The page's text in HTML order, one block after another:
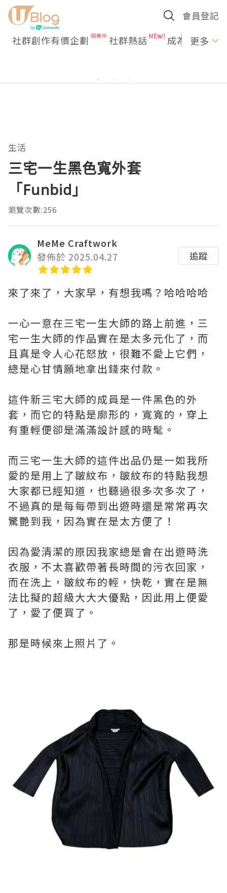
會員登記
社群創作有價企劃 社群熱話 成為U更多
生活
三宅一生黑色寬外套
「Funbid」
瀏覽次數:256
MeMe Craftwork
發佈於 2025.04.27
追蹤
來了來了，大家早，有想我嗎？哈哈哈哈
一心一意在三宅一生大師的路上前進，三
宅一生大師的作品實在是太多元化了，而
且真是令人心花怒放，很難不愛上它們，
總是心甘情願地拿出錢來付款。
這件新三宅大師的成員是一件黑色的外
套，而它的特點是廓形的，寬寬的，穿上
有重輕便卻是滿滿設計感的時髦。
而三宅一生大師的這件出品仍是一如我所
愛的是用上了皺紋布，皺紋布的特點我想
大家都已經知道，也聽過很多次多次了，
不過真的是每每帶到出遊時還是常常再次
驚艷到我，因為實在是太方便了！
因為愛清潔的原因我家總是會在出遊時洗
衣服，不太喜歡帶著長時間的污衣回家，
而在洗上，皺紋布的輕，快乾，實在是無
法比擬的超級大大大優點，因此用上便愛
了，愛了便買了。
那是時候來上照片了。